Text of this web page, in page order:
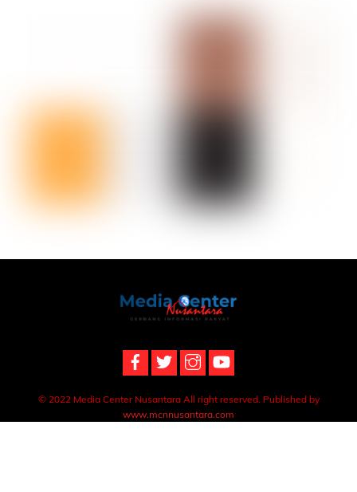
Back
To
© 2022 Media Center Nusantara All right reserved. Published by
www.mcnnusantara.com